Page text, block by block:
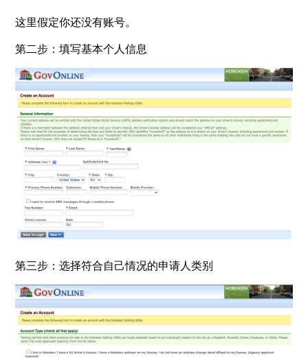
这里假定你还没有账号。
第二步：填写基本个人信息
第三步：选择符合自己情况的申请人类别